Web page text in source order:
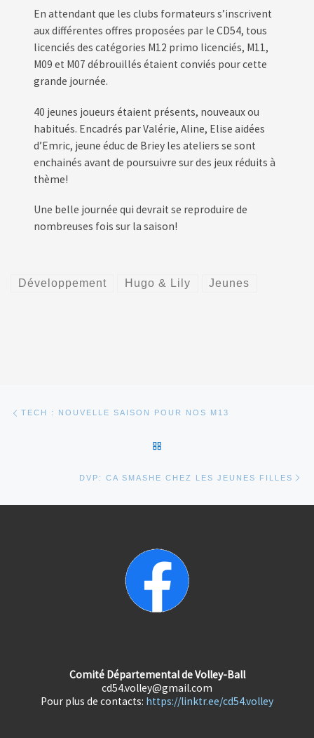
En attendant que les clubs formateurs s’inscrivent
aux différentes offres proposées par le CD54, tous
licenciés des catégories M12 primo licenciés, M11,
M09 et M07 débrouillés étaient conviés pour cette
grande journée.
40 jeunes joueurs étaient présents, nouveaux ou
habitués. Encadrés par Valérie, Aline, Elise aidées
d’Emric, jeune éduc de Briey les ateliers se sont
enchainés avant de poursuivre sur des jeux réduits à
thème!
Une belle journée qui devrait se reproduire de
nombreuses fois sur la saison!
Développement Hugo & Lily Jeunes
TECH : NOUVELLE SAISON POUR NOS M13
DVP: CA SMASHE CHEZ LES JEUNES FILLES
Comité Départemental de Volley-Ball
cd54.volley@gmail.com
Pour plus de contacts: https://linktr.ee/cd54.volley